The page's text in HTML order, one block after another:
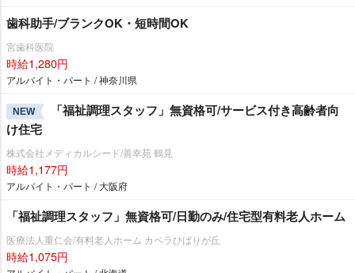
歯科助手/ブランクOK・短時間OK
宮歯科医院
時給1,280円
アルバイト・パート / 神奈川県
NEW
「福祉調理スタッフ」無資格可/サービス付き高齢者向
け住宅
株式会社メディカルシード/善幸苑 鶴見
時給1,177円
アルバイト・パート / 大阪府
「福祉調理スタッフ」無資格可/日勤のみ/住宅型有料老人ホーム
医療法人重仁会/有料老人ホーム カペラひばりが丘
時給1,075円